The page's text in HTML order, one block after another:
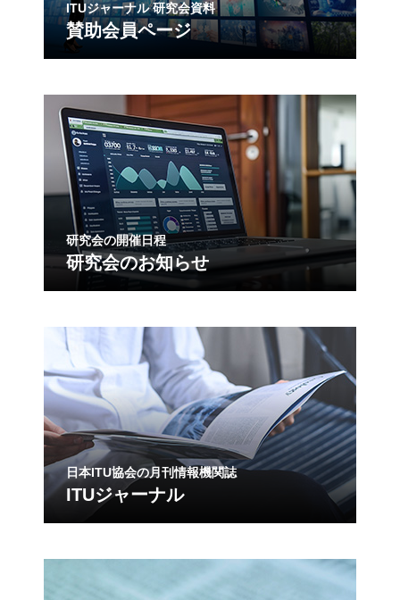
ITUジャーナル 研究会資料
賛助会員ページ
研究会の開催日程
研究会のお知らせ
日本ITU協会の月刊情報機関誌
ITUジャーナル